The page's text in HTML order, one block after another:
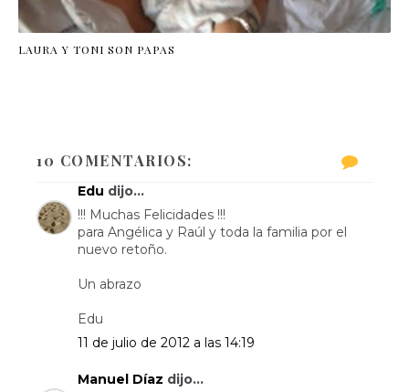
LAURA Y TONI SON PAPAS
10 COMENTARIOS:
Edu dijo...
!!! Muchas Felicidades !!!
para Angélica y Raúl y toda la familia por el
nuevo retoño.
Un abrazo
Edu
11 de julio de 2012 a las 14:19
Manuel Díaz dijo...